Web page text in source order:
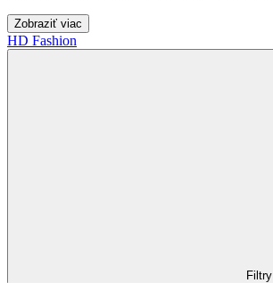
Zobraziť viac
HD Fashion
Filtry